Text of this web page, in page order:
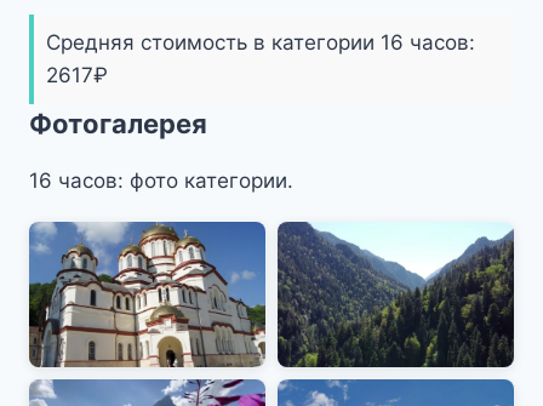
Средняя стоимость в категории 16 часов:
2617₽
Фотогалерея
16 часов: фото категории.